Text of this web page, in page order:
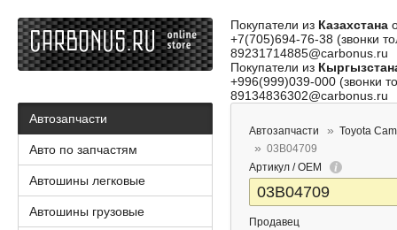
Покупатели из Казахстана
+7(705)694-76-38 (звонки
89231714885@carbonus.ru
Покупатели из
+996(999)039-000 (звонки
89134836302@carbonus.ru
Автозапчасти
Toyota
03B04709
Артикул / OEM
Продавец
Автозапчасти
Авто по запчастям
Автошины легковые
Автошины грузовые